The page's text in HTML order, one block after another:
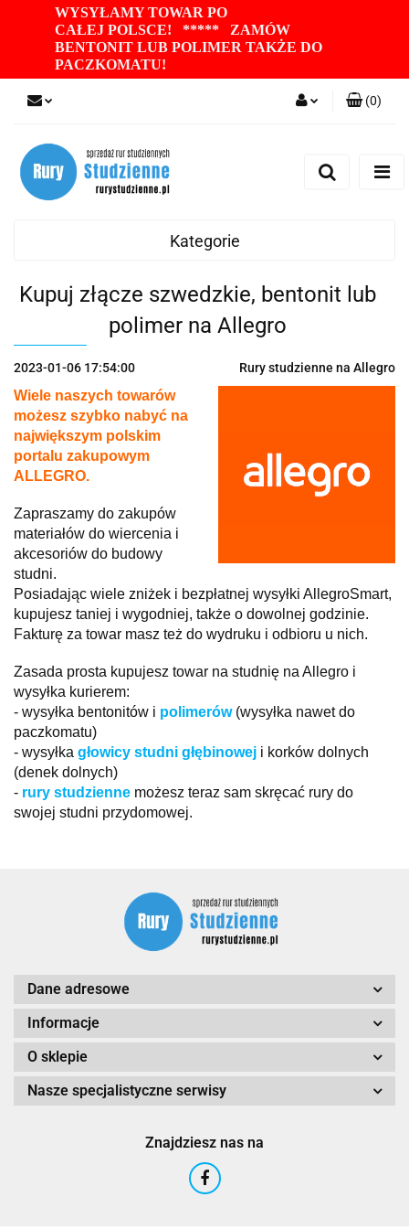
WYSYŁAMY TOWAR PO
CAŁEJ POLSCE! ***** ZAMÓW
BENTONIT LUB POLIMER TAKŻE DO
PACZKOMATU!
(0)
Kategorie
Kupuj złącze szwedzkie, bentonit lub
polimer na Allegro
2023-01-06 17:54:00 Rury studzienne na Allegro
Wiele naszych towarów
możesz szybko nabyć na
największym polskim
portalu zakupowym
ALLEGRO.
Zapraszamy do zakupów
materiałów do wiercenia i
akcesoriów do budowy
studni.
Posiadając wiele zniżek i bezpłatnej wysyłki AllegroSmart,
kupujesz taniej i wygodniej, także o dowolnej godzinie.
Fakturę za towar masz też do wydruku i odbioru u nich.
Zasada prosta kupujesz towar na studnię na Allegro i
wysyłka kurierem:
- wysyłka bentonitów i polimerów(wysyłka nawet do
paczkomatu)
- wysyłka głowicy studni głębinowej i korków dolnych
(denek dolnych)
- rury studzienne możesz teraz sam skręcać rury do
swojej studni przydomowej.
Dane adresowe
Informacje
O sklepie
Nasze specjalistyczne serwisy
Znajdziesz nas na